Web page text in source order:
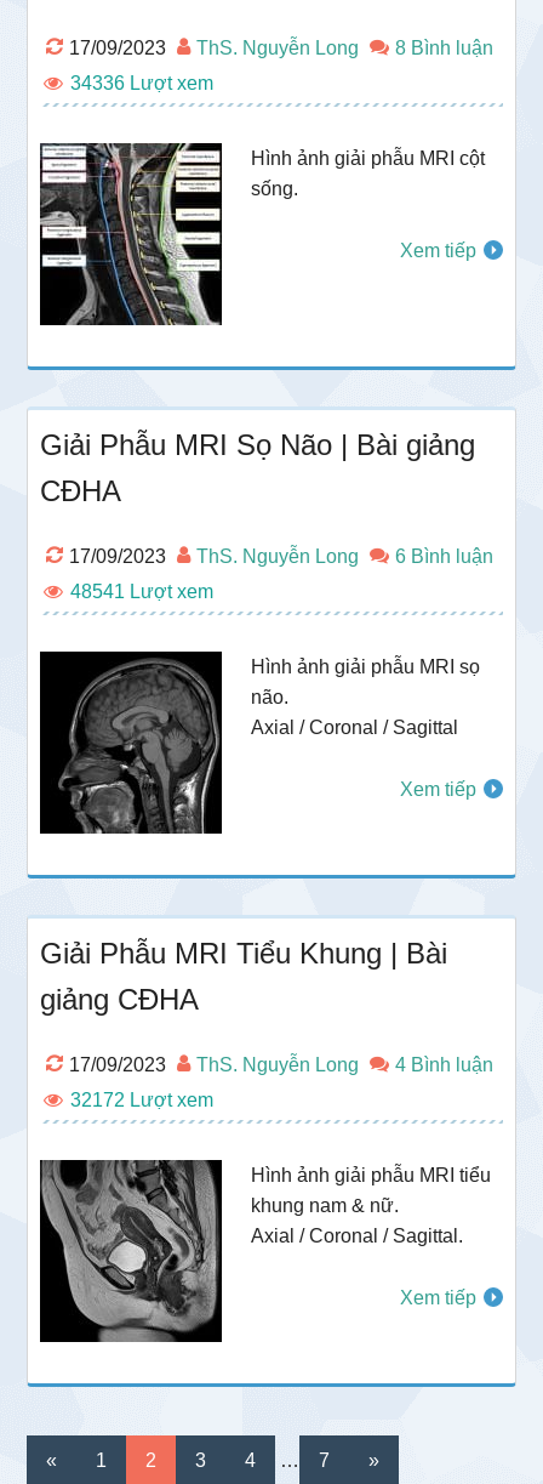
17/09/2023 ThS. Nguyễn Long
8 Bình luận
34336
Hình ảnh giải phẫu MRI cột
sống.
Xem tiếp
Giải Phẫu MRI Sọ Não | Bài giảng
CĐHA
17/09/2023 ThS. Nguyễn Long
6 Bình luận
48541
Hình ảnh giải phẫu MRI sọ
não.
Axial / Coronal / Sagittal
Xem tiếp
Giải Phẫu MRI Tiểu Khung | Bài
giảng CĐHA
17/09/2023 ThS. Nguyễn Long
4 Bình luận
32172
Hình ảnh giải phẫu MRI tiểu
khung nam & nữ.
Axial / Coronal / Sagittal.
Xem tiếp
«
Go
1
Go
2
Go
3
Go
4
Interim
…
Go
7 »